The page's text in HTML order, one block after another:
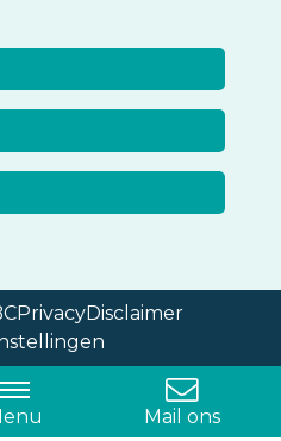
PrivacyDisclaimer
Mail ons